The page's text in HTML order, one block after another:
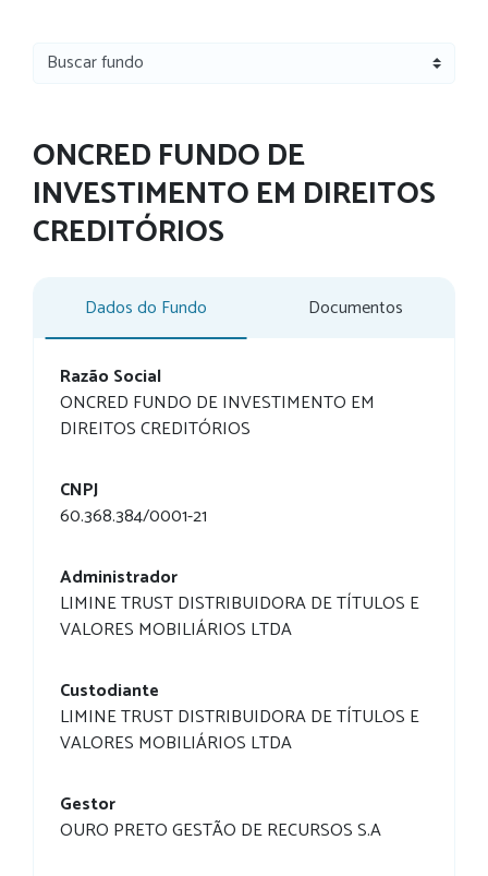
ONCRED FUNDO DE
INVESTIMENTO EM DIREITOS
CREDITÓRIOS
Dados do Fundo Documentos
Razão Social
ONCRED FUNDO DE INVESTIMENTO EM
DIREITOS CREDITÓRIOS
CNPJ
60.368.384/0001-21
Administrador
LIMINE TRUST DISTRIBUIDORA DE TÍTULOS E
VALORES MOBILIÁRIOS LTDA
Custodiante
LIMINE TRUST DISTRIBUIDORA DE TÍTULOS E
VALORES MOBILIÁRIOS LTDA
Gestor
OURO PRETO GESTÃO DE RECURSOS S.A